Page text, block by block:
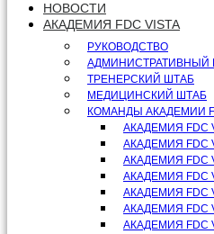
НОВОСТИ
АКАДЕМИЯ FDC VISTA
РУКОВОДСТВО
АДМИНИСТРАТИВНЫЙ
ТРЕНЕРСКИЙ ШТАБ
МЕДИЦИНСКИЙ ШТАБ
КОМАНДЫ АКАДЕМИИ
АКАДЕМИЯ FDC
АКАДЕМИЯ FDC
АКАДЕМИЯ FDC
АКАДЕМИЯ FDC
АКАДЕМИЯ FDC
АКАДЕМИЯ FDC
АКАДЕМИЯ FDC